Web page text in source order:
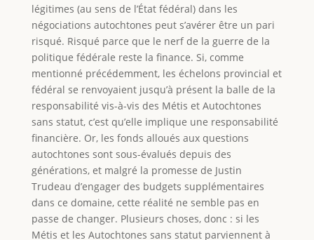
légitimes (au sens de l’État fédéral) dans les
négociations autochtones peut s’avérer être un pari
risqué. Risqué parce que le nerf de la guerre de la
politique fédérale reste la finance. Si, comme
mentionné précédemment, les échelons provincial et
fédéral se renvoyaient jusqu’à présent la balle de la
responsabilité vis-à-vis des Métis et Autochtones
sans statut, c’est qu’elle implique une responsabilité
financière. Or, les fonds alloués aux questions
autochtones sont sous-évalués depuis des
générations, et malgré la promesse de Justin
Trudeau d’engager des budgets supplémentaires
dans ce domaine, cette réalité ne semble pas en
passe de changer. Plusieurs choses, donc : si les
Métis et les Autochtones sans statut parviennent à